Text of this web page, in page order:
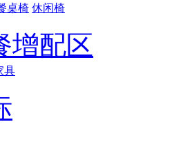
桌椅 休闲椅
增配区
具